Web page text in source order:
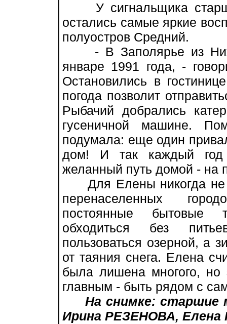
У сигнальщика
остались самые яркие
полуостров Средний.
- В Заполярье из
январе 1991 года, -
Остановились в
погода позволит
Рыбачий добрались
гусеничной машине.
подумала: еще один
дом! И так каждый год
желанный путь домой - на
Для Елены никогда не
перенаселенных
постоянные бытовые
обходиться без
пользоваться озерной, а
от таяния снега. Елена
была лишена многого, но
главным - быть рядом с
На снимке:
Ирина РЕЗЕНОВА,